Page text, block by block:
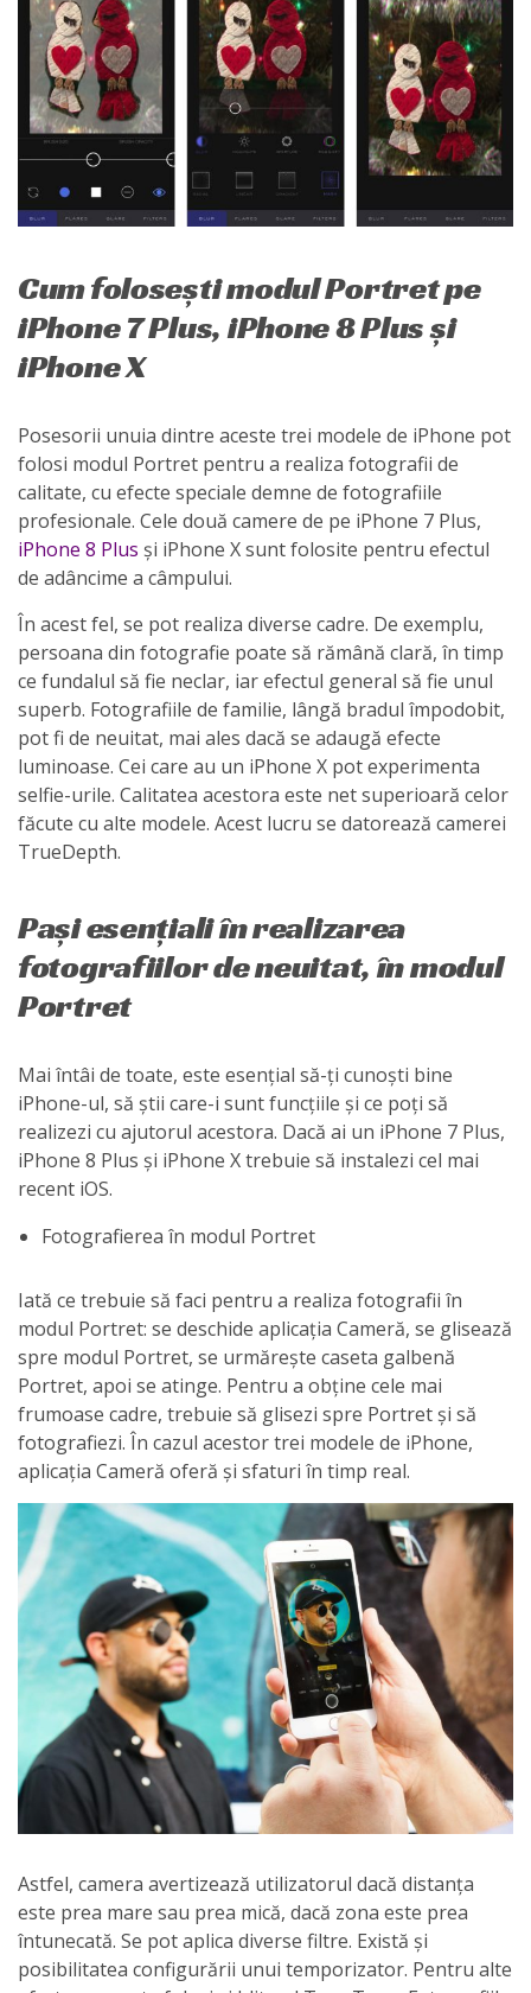
Cum folosești modul Portret pe
iPhone 7 Plus, iPhone 8 Plus și
iPhone X
Posesorii unuia dintre aceste trei modele de iPhone pot
folosi modul Portret pentru a realiza fotografii de
calitate, cu efecte speciale demne de fotografiile
profesionale. Cele două camere de pe iPhone 7 Plus,
iPhone 8 Plus și iPhone X sunt folosite pentru efectul
de adâncime a câmpului.
În acest fel, se pot realiza diverse cadre. De exemplu,
persoana din fotografie poate să rămână clară, în timp
ce fundalul să fie neclar, iar efectul general să fie unul
superb. Fotografiile de familie, lângă bradul împodobit,
pot fi de neuitat, mai ales dacă se adaugă efecte
luminoase. Cei care au un iPhone X pot experimenta
selfie-urile. Calitatea acestora este net superioară celor
făcute cu alte modele. Acest lucru se datorează camerei
TrueDepth.
Pași esențiali în realizarea
fotografiilor de neuitat, în modul
Portret
Mai întâi de toate, este esențial să-ți cunoști bine
iPhone-ul, să știi care-i sunt funcțiile și ce poți să
realizezi cu ajutorul acestora. Dacă ai un iPhone 7 Plus,
iPhone 8 Plus și iPhone X trebuie să instalezi cel mai
recent iOS.
Fotografierea în modul Portret
Iată ce trebuie să faci pentru a realiza fotografii în
modul Portret: se deschide aplicația Cameră, se glisează
spre modul Portret, se urmărește caseta galbenă
Portret, apoi se atinge. Pentru a obține cele mai
frumoase cadre, trebuie să glisezi spre Portret și să
fotografiezi. În cazul acestor trei modele de iPhone,
aplicația Cameră oferă și sfaturi în timp real.
Astfel, camera avertizează utilizatorul dacă distanța
este prea mare sau prea mică, dacă zona este prea
întunecată. Se pot aplica diverse filtre. Există și
posibilitatea configurării unui temporizator. Pentru alte